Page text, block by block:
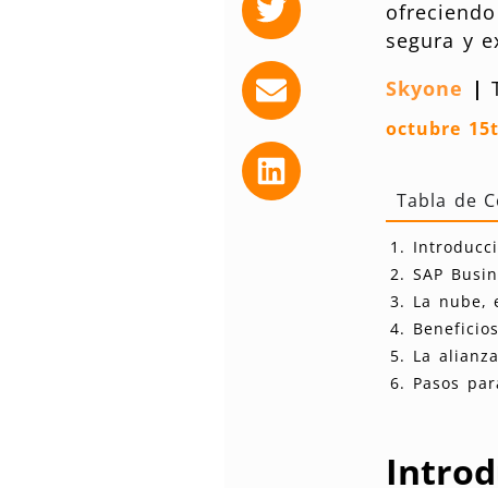
segura y
Skyone |
octubre
Tabla de
SAP
La nube,
La
Pasos